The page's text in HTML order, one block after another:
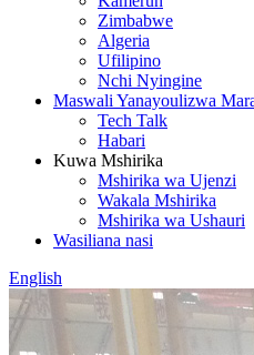
Zimbabwe
Algeria
Ufilipino
Nchi Nyingine
Maswali Yanayoulizwa
Tech Talk
Habari
Kuwa Mshirika
Mshirika wa Ujenzi
Wakala Mshirika
Mshirika wa Ushauri
Wasiliana nasi
English